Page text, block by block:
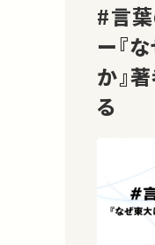
#言
ー『
か』
る